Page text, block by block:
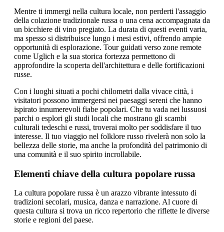
Mentre ti immergi nella cultura locale, non perderti l'assaggio
della colazione tradizionale russa o una cena accompagnata da
un bicchiere di vino pregiato. La durata di questi eventi varia,
ma spesso si distribuisce lungo i mesi estivi, offrendo ampie
opportunità di esplorazione. Tour guidati verso zone remote
come Uglich e la sua storica fortezza permettono di
approfondire la scoperta dell'architettura e delle fortificazioni
russe.
Con i luoghi situati a pochi chilometri dalla vivace città, i
visitatori possono immergersi nei paesaggi sereni che hanno
ispirato innumerevoli fiabe popolari. Che tu vada nei lussuosi
parchi o esplori gli studi locali che mostrano gli scambi
culturali tedeschi e russi, troverai molto per soddisfare il tuo
interesse. Il tuo viaggio nel folklore russo rivelerà non solo la
bellezza delle storie, ma anche la profondità del patrimonio di
una comunità e il suo spirito incrollabile.
Elementi chiave della cultura popolare russa
La cultura popolare russa è un arazzo vibrante intessuto di
tradizioni secolari, musica, danza e narrazione. Al cuore di
questa cultura si trova un ricco repertorio che riflette le diverse
storie e regioni del paese.